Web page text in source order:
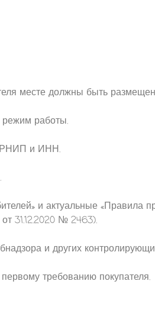
месте должны быть
работы.
и ИНН.
и актуальные «Правила
31.12.2020 № 2463).
и других
требованию покупателя.